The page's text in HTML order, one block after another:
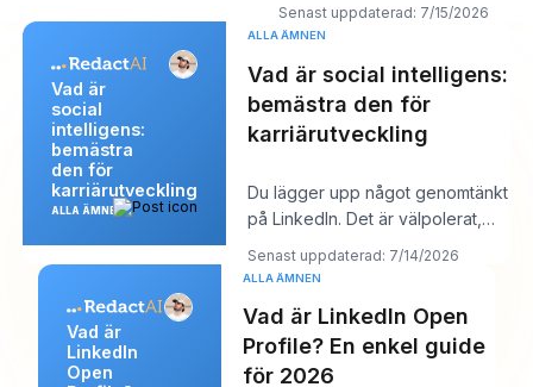
Senast uppdaterad: 7/15/2026
Vad är
social
intelligens:
bemästra
den för
karriärutveckling
ALLA ÄMNEN
ALLA ÄMNEN
Vad är social intelligens:
bemästra den för
karriärutveckling
Du lägger upp något genomtänkt
på LinkedIn. Det är välpolerat,
användbart och välskrivet. Några
timm
Senast uppdaterad: 7/14/2026
Vad är
LinkedIn
Open
ALLA ÄMNEN
Vad är LinkedIn Open
Profile? En enkel guide
för 2026